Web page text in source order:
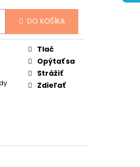
DO KOŠÍKA
Tlač
Opýtať sa
Strážiť
Zdieľať